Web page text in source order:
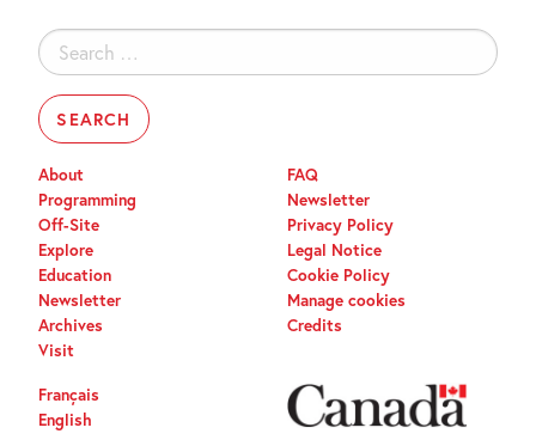
Search
for:
About
Programming
Off-Site
Explore
Education
Newsletter
Archives
Visit
FAQ
Newsletter
Privacy Policy
Legal Notice
Cookie Policy
Manage cookies
Credits
Français
English